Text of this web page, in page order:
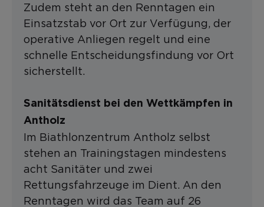
Zudem steht an den Renntagen ein
Einsatzstab vor Ort zur Verfügung, der
operative Anliegen regelt und eine
schnelle Entscheidungsfindung vor Ort
sicherstellt.
Sanitätsdienst bei den Wettkämpfen in
Antholz
Im Biathlonzentrum Antholz selbst
stehen an Trainingstagen mindestens
acht Sanitäter und zwei
Rettungsfahrzeuge im Dient. An den
Renntagen wird das Team auf 26